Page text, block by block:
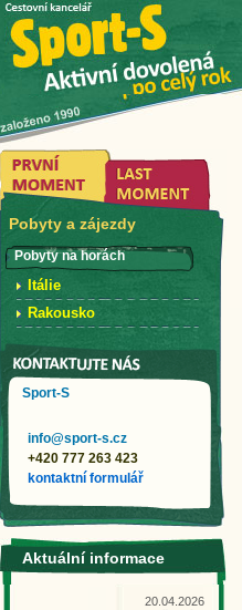
Pobyty a zájezdy
Pobyty na horách
Itálie
Rakousko
Sport-S
info@sport-s.cz
+420 777 263 423
kontaktní formulář
Aktuální informace
20.04.2026